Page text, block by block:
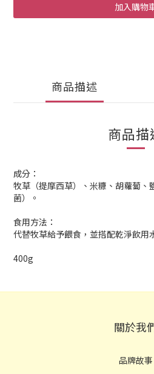
加入購物
商品描述
商品描
成分：
牧草（提摩西草）、米糠、胡蘿蔔、
菌）。
食用方法：
代替牧草給予餵食，並搭配乾淨飲用
400g
關於我
品牌故事